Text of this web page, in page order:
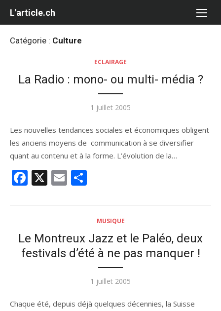
L'article.ch
Catégorie : Culture
ECLAIRAGE
La Radio : mono- ou multi- média ?
Publié
1 juillet 2005
Les nouvelles tendances sociales et économiques obligent
les anciens moyens de communication à se diversifier
quant au contenu et à la forme. L’évolution de la…
Facebook
X Email
MUSIQUE
Le Montreux Jazz et le Paléo, deux
festivals d’été à ne pas manquer !
Publié
1 juillet 2005
Chaque été, depuis déjà quelques décennies, la Suisse